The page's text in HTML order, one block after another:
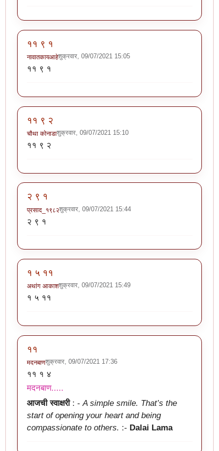
११ ९ १
नावातकायआहेशुक्रवार, 09/07/2021 15:05
११ ९ १
११ ९ २
चौथा कोनाडाशुक्रवार, 09/07/2021 15:10
११ ९ २
२ ९ १
प्रसाद_१९८२शुक्रवार, 09/07/2021 15:44
२ ९ १
१ ५ ११
अथांग आकाशशुक्रवार, 09/07/2021 15:49
१ ५ ११
११
मदनबाणशुक्रवार, 09/07/2021 17:36
११ १ ४
मदनबाण.....
आजची स्वाक्षरी: -A simple smile. That’s the
start of opening your heart and being
compassionate to others. :- Dalai Lama